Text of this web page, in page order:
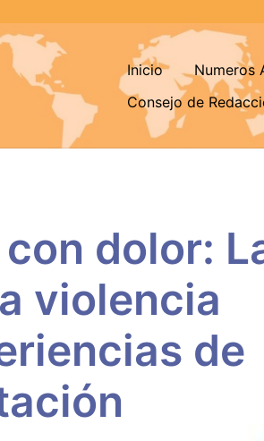
Inicio Numeros
Consejo de
dolor:
violencia
de